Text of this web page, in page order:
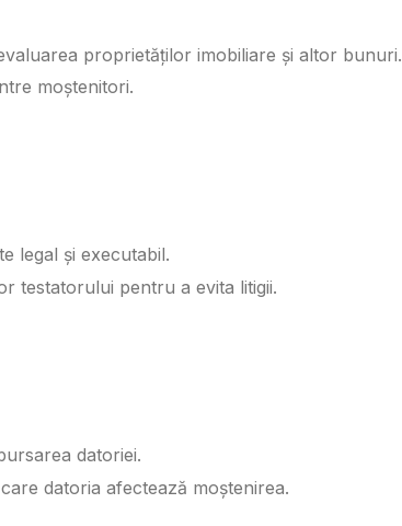
proprietăților imobiliare și altor bunuri.
moștenitori.
legal și executabil.
testatorului pentru a evita litigii.
datoriei.
datoria afectează moștenirea.